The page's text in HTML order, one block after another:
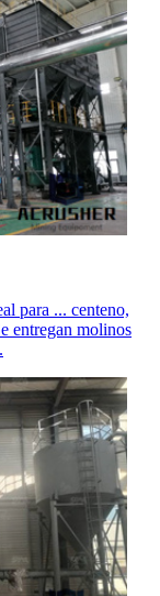
para ... centeno,
entregan molinos